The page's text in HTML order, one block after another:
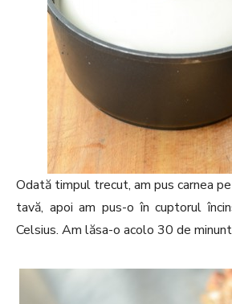
Odată timpul trecut, am pus carnea
tavă, apoi am pus-o în cuptorul
Celsius. Am lăsa-o acolo 30 de